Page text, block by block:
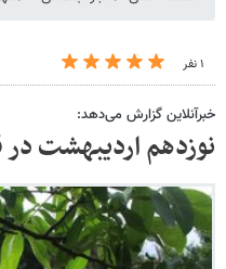
۱ نفر
خبرآنلاین گزارش می‌دهد:
نوزدهم اردیبهشت